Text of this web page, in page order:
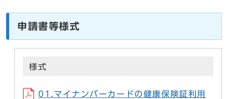
申請書等様式
様式
01.マイナンバーカードの健康保険証利用